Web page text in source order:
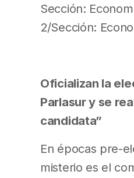
Sección:
2/Sección:
Oficializan la
Parlasur y se
candidata”
En épocas pre-
misterio es el